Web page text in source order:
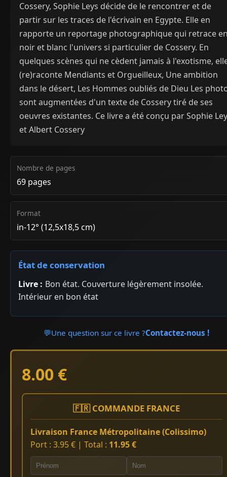
Cossery, Sophie Leys décide de le rencontrer et de
partir sur les traces de l'écrivain en Egypte. Elle en
rapporte un reportage photographique qui retrace
noir et blanc l'univers si particulier de Cossery. En
quelques scènes qui ne cèdent jamais à l'exotisme,
(re)raconte Mendiants et Orgueilleux, Une ambition
dans le désert, Les Hommes oubliés de Dieu Les
sont augmentées d'un texte de Cossery tiré de ses
oeuvres existantes. Ce livre a été conçu par Sophie
et Albert Cossery
Nombre de pages
69 pages
Format
in-12° (12,5x18,5 cm)
État de conservation
Livre : Bon état. Couverture légèrement insolée.
Intérieur en bon état
💬Une question sur ce livre ?Contactez-nous !
8.00 €
🇫🇷 COMMANDE FRANCE
Livraison France Métropolitaine (Colissimo)
Port : 3.95 € | Total : 11.95 €